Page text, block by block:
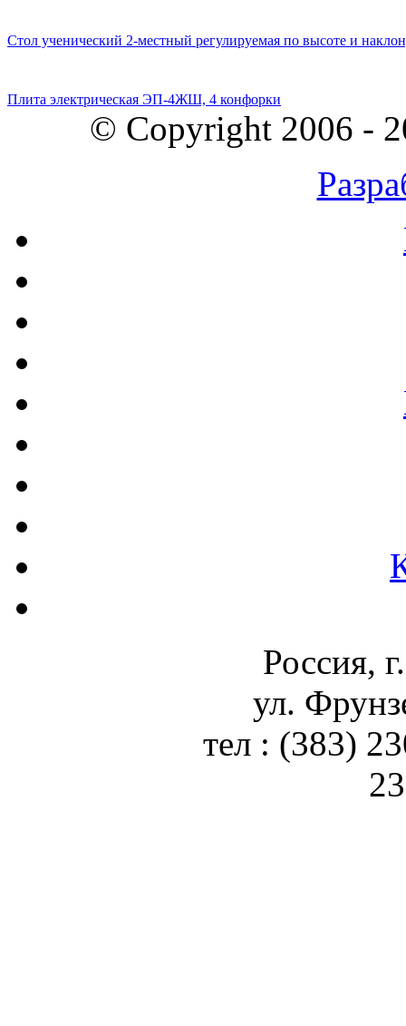
Стол ученический 2-местный регулируемая по высоте и
Плита электрическая ЭП-4ЖШ, 4 конфорки
© Copyright 2006 -
Россия,
ул.
тел : (383)